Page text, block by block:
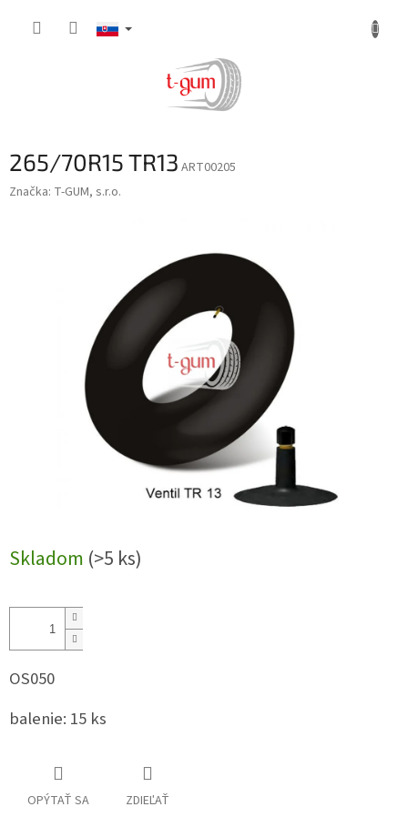
265/70R15 TR13 ART00205
Značka: T-GUM, s.r.o.
Skladom (>5 ks)
OS050
balenie: 15 ks
OPÝTAŤ SA ZDIEĽAŤ